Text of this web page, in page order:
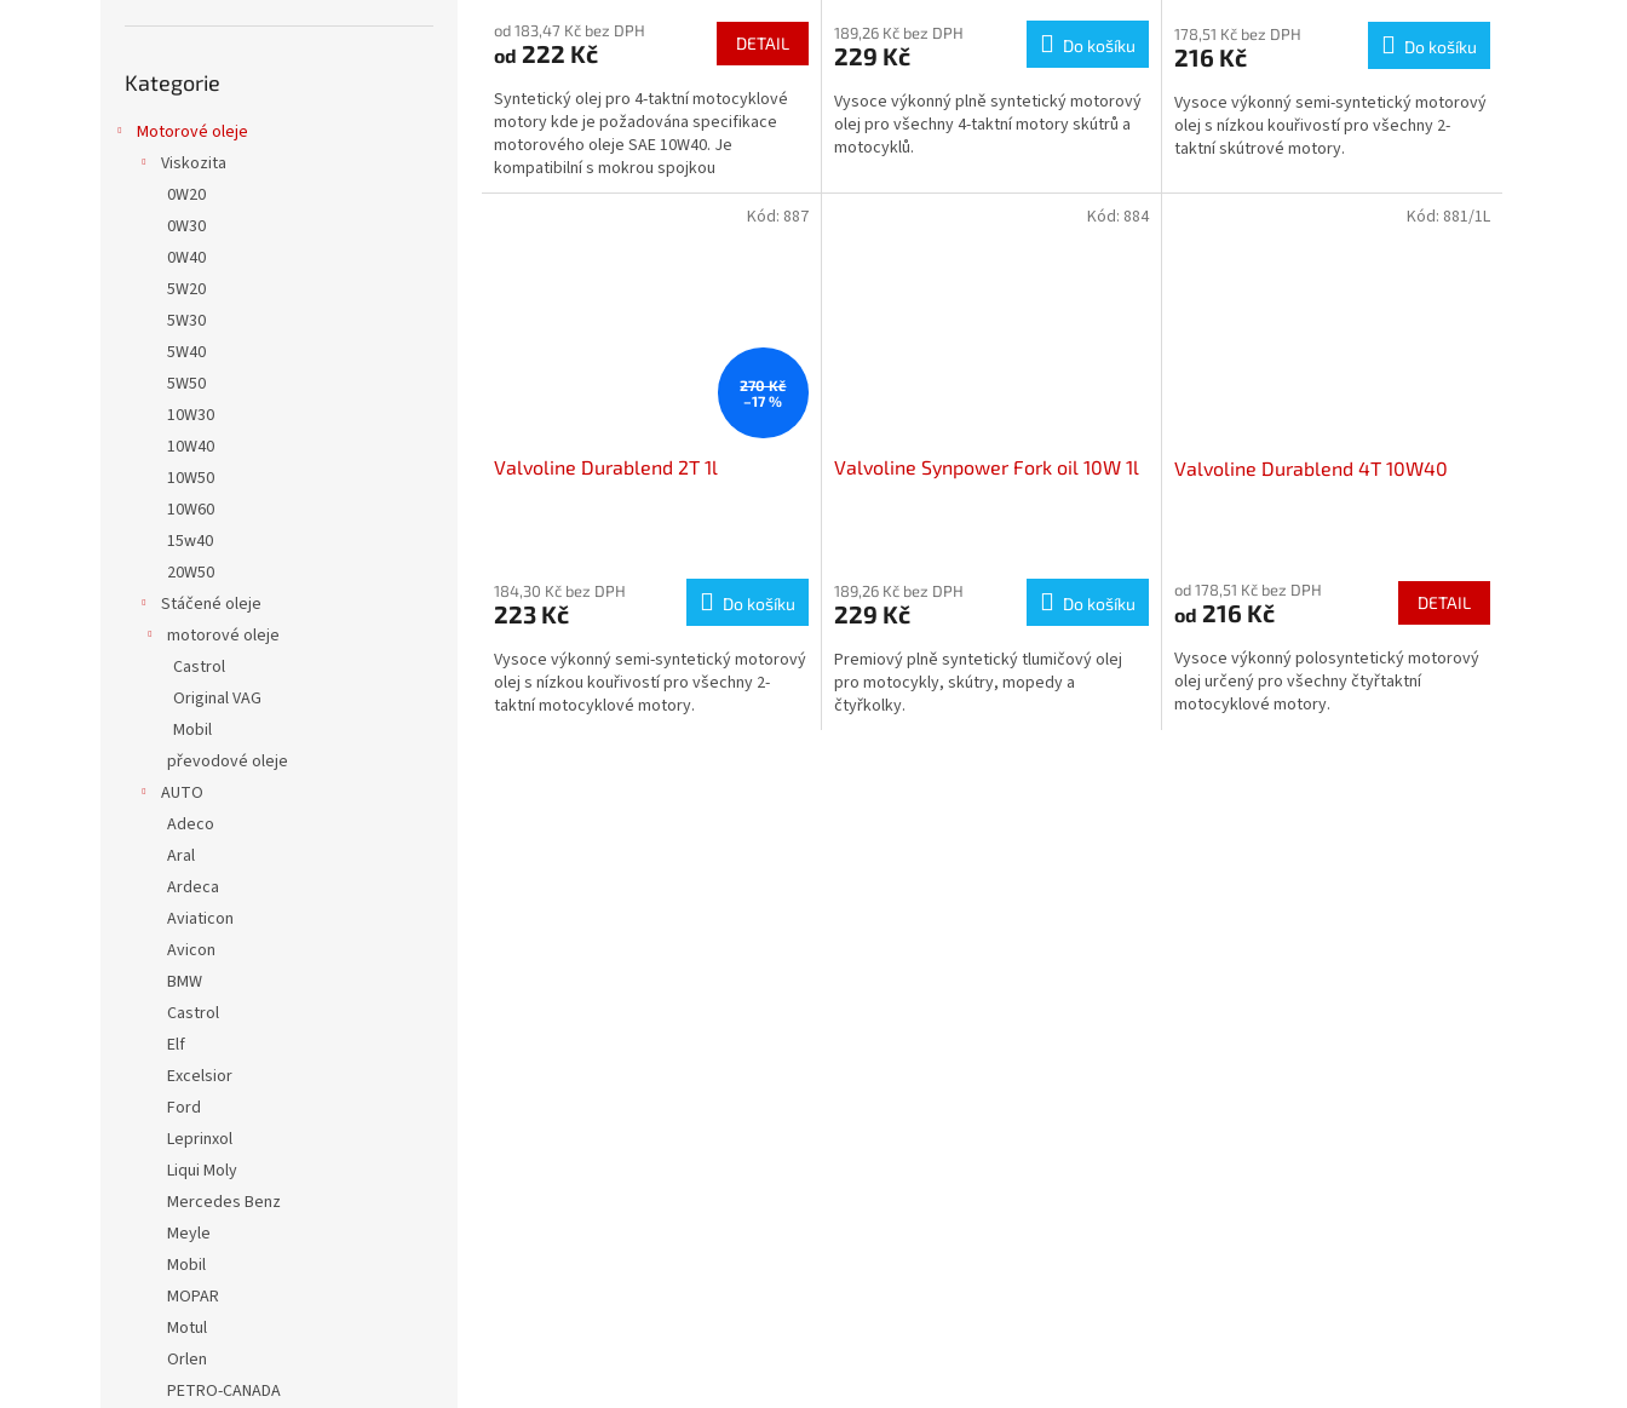
kategorie
Kategorie
Motorové oleje
Viskozita
0W20
0W30
0W40
5W20
5W30
5W40
5W50
10W30
10W40
10W50
10W60
15w40
20W50
Stáčené oleje
motorové oleje
Castrol
Original VAG
Mobil
převodové oleje
AUTO
Adeco
Aral
Ardeca
Aviaticon
Avicon
BMW
Castrol
Elf
Excelsior
Ford
Leprinxol
Liqui Moly
Mercedes Benz
Meyle
Mobil
MOPAR
Motul
Orlen
PETRO-CANADA
produktu
je
z
5
hvězdiček.
od 183,47 Kč bez DPH
od 222 Kč DETAIL
Syntetický olej pro 4-taktní motocyklové
motory kde je požadována specifikace
motorového oleje SAE 10W40. Je
kompatibilní s mokrou spojkou
produktu
je
z
5
hvězdiček.
189,26 Kč bez DPH
229 Kč Do košíku
Vysoce výkonný plně syntetický motorový
olej pro všechny 4-taktní motory skútrů a
motocyklů.
produktu
je
z
5
hvězdiček.
178,51 Kč bez DPH
216 Kč Do košíku
Vysoce výkonný semi-syntetický motorový
olej s nízkou kouřivostí pro všechny 2-
taktní skútrové motory.
270 Kč
–17 %
Valvoline Durablend 2T 1l
produktu
je
z
5
hvězdiček.
184,30 Kč bez DPH
223 Kč Do košíku
Vysoce výkonný semi-syntetický motorový
olej s nízkou kouřivostí pro všechny 2-
taktní motocyklové motory.
Kód: 887
Valvoline Synpower Fork oil 10W 1l
produktu
je
z
5
hvězdiček.
189,26 Kč bez DPH
229 Kč Do košíku
Premiový plně syntetický tlumičový olej
pro motocykly, skútry, mopedy a
čtyřkolky.
Kód: 884
Valvoline Durablend 4T 10W40
produktu
je
z
5
hvězdiček.
od 178,51 Kč bez DPH
od 216 Kč DETAIL
Vysoce výkonný polosyntetický motorový
olej určený pro všechny čtyřtaktní
motocyklové motory.
Kód: 881/1L